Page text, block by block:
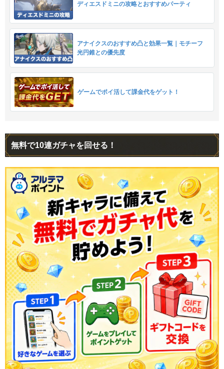
ディエスドミニの攻略とおすすめパーティ
アナイクスのおすすめ凸と効果一覧｜モチーフ
光円錐との優先度
ゲームでポイ活して課金代をゲット！
無料で10連ガチャを回せる！